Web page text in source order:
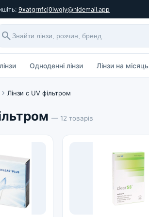
9xatgrnfcj0iwgjy@hidemail.app
search
Одноденні лінзи Лінзи на місяць
chevron_right Лінзи с UV фільтром
— 12 товарів